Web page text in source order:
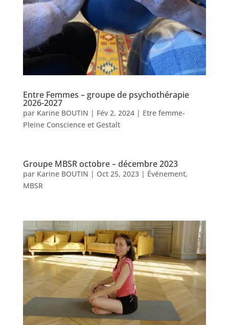
Entre Femmes – groupe de psychothérapie
2026-2027
par Karine BOUTIN | Fév 2, 2024| Etre femme-
Pleine Conscience et Gestalt
Groupe MBSR octobre – décembre 2023
par Karine BOUTIN | Oct 25, 2023| Événement,
MBSR